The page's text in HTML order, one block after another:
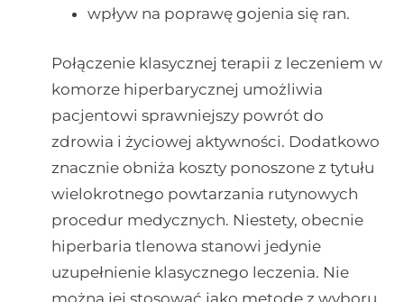
wpływ na poprawę gojenia się ran.
Połączenie klasycznej terapii z leczeniem w
komorze hiperbarycznej umożliwia
pacjentowi sprawniejszy powrót do
zdrowia i życiowej aktywności. Dodatkowo
znacznie obniża koszty ponoszone z tytułu
wielokrotnego powtarzania rutynowych
procedur medycznych. Niestety, obecnie
hiperbaria tlenowa stanowi jedynie
uzupełnienie klasycznego leczenia. Nie
można jej stosować jako metodę z wyboru.